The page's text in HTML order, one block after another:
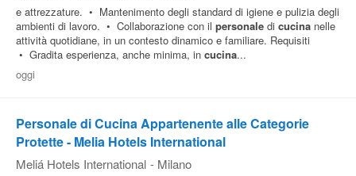
e attrezzature. • Mantenimento degli standard di igiene e pulizia degli
ambienti di lavoro. • Collaborazione con il personale di cucina nelle
attività quotidiane, in un contesto dinamico e familiare. Requisiti
• Gradita esperienza, anche minima, in cucina...
oggi
Personale di Cucina Appartenente alle Categorie
Protette - Melia Hotels International
Meliá Hotels International - Milano